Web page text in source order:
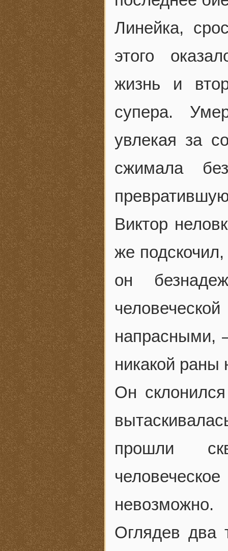
Линейка,
этого
жизнь и
супера.
увлекая за
сжимала
Виктор
же
он
напрасными,
никакой раны
Он
прошли
невозможно.
Оглядев два